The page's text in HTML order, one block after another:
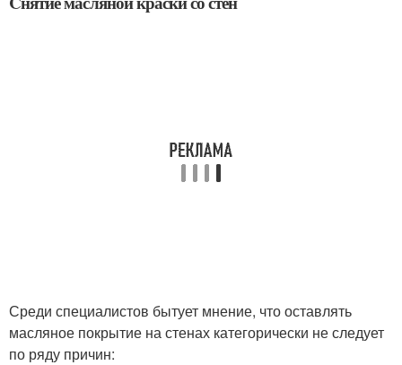
Среди специалистов бытует мнение, что оставлять
масляное покрытие на стенах категорически не следует
по ряду причин: